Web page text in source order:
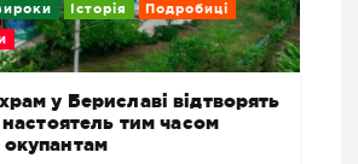
Історія Подробиці
у Бериславі відтворять
настоятель тим часом